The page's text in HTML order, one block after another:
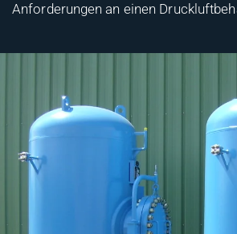
Anforderungen an einen